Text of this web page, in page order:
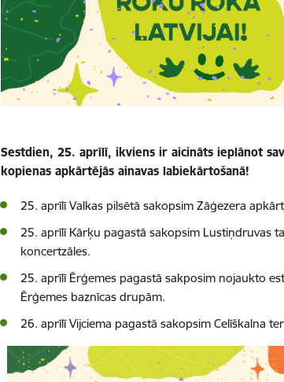
Sestdien, 25. aprīlī, ikviens ir aicināts ieplānot
kopienas apkārtējās ainavas labiekārtošanā!
25. aprīlī Valkas pilsētā sakopsim Zāģezera
25. aprīlī Kārķu pagastā sakopsim Lustiņdruvas
koncertzāles.
25. aprīlī Ērģemes pagastā sakposim nojaukto
Ērģemes baznīcas drupām.
26. aprīlī Vijciema pagastā sakopsim Celīškalna